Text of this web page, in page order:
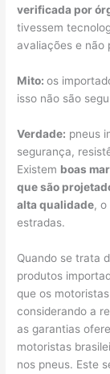
verificada por
tivessem
avaliações e não
Mito:os
isso não são
Verdade: pneus
segurança,
Existem boas
que são
alta qualidade,
estradas.
Quando se trata
produtos
que os
considerando a
as garantias
motoristas
nos pneus. Este